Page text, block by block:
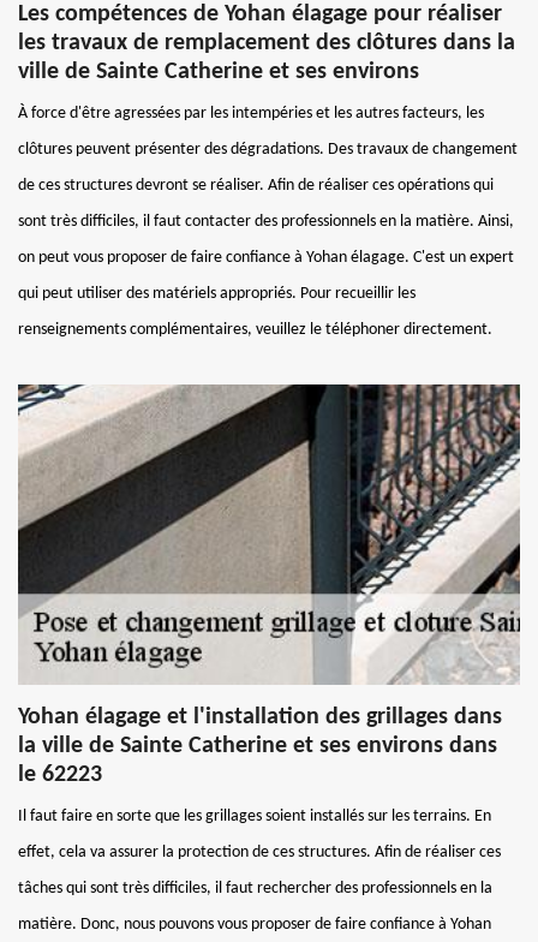
Les compétences de Yohan élagage pour réaliser
les travaux de remplacement des clôtures dans la
ville de Sainte Catherine et ses environs
À force d'être agressées par les intempéries et les autres facteurs, les
clôtures peuvent présenter des dégradations. Des travaux de changement
de ces structures devront se réaliser. Afin de réaliser ces opérations qui
sont très difficiles, il faut contacter des professionnels en la matière. Ainsi,
on peut vous proposer de faire confiance à Yohan élagage. C'est un expert
qui peut utiliser des matériels appropriés. Pour recueillir les
renseignements complémentaires, veuillez le téléphoner directement.
Yohan élagage et l'installation des grillages dans
la ville de Sainte Catherine et ses environs dans
le 62223
Il faut faire en sorte que les grillages soient installés sur les terrains. En
effet, cela va assurer la protection de ces structures. Afin de réaliser ces
tâches qui sont très difficiles, il faut rechercher des professionnels en la
matière. Donc, nous pouvons vous proposer de faire confiance à Yohan